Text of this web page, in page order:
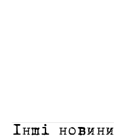
Інші новини